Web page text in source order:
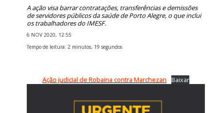
A ação visa barrar contratações, transferências e demissões
de servidores públicos da saúde de Porto Alegre, o que inclui
os trabalhadores do IMESF.
6 NOV 2020, 12:55
Tempo de leitura: 2 minutos, 19 segundos
Ação judicial de Robaina contra Marchezan Baixar